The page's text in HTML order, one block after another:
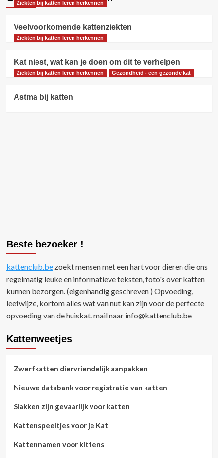
Ziekten bij katten leren herkennen
Veelvoorkomende kattenziekten
Ziekten bij katten leren herkennen
Kat niest, wat kan je doen om dit te verhelpen
Ziekten bij katten leren herkennen Gezondheid - een gezonde kat
Astma bij katten
Beste bezoeker !
kattenclub.bezoekt mensen met een hart voor dieren die ons
regelmatig leuke en informatieve teksten, foto's over katten
kunnen bezorgen. (eigenhandig geschreven ) Opvoeding,
leefwijze, kortom alles wat van nut kan zijn voor de perfecte
opvoeding van de huiskat. mail naar info@kattenclub.be
Kattenweetjes
Zwerfkatten diervriendelijk aanpakken
Nieuwe databank voor registratie van katten
Slakken zijn gevaarlijk voor katten
Kattenspeeltjes voor je Kat
Kattennamen voor kittens